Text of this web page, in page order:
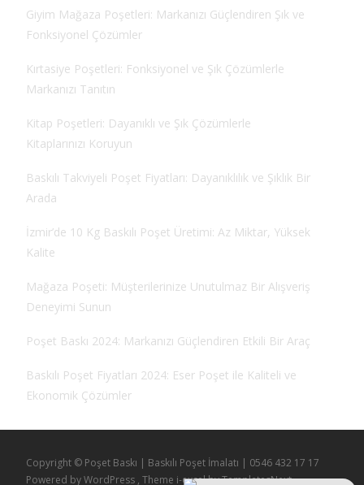
Giyim Mağaza Poşetleri: Markanızı Güçlendiren Şık ve
Fonksiyonel Çözümler
Kırtasiye Poşetleri: Fonksiyonel ve Şık Çözümlerle
Markanızı Tanıtın
Kitap Poşetleri: Dayanıklı ve Şık Çözümlerle
Kitaplarınızı Koruyun
Baskılı Takviyeli Poşet Fiyatları: Dayanıklılık ve Şıklık Bir
Arada
İzmir’de 10 Kg Baskılı Poşet Üretimi: Az Miktar, Yüksek
Kalite
Mağaza Poşeti: Müşterilerinize Unutulmaz Bir Alışveriş
Deneyimi Sunun
Poşet Baskı 2024: Markanızı Güçlendiren Etkili Bir Araç
Baskılı Poşet Fiyatları 2024: Eser Poşet ile Kaliteli ve
Ekonomik Çözümler
Copyright © Poşet Baskı | Baskılı Poşet İmalatı | 0546 432 17 17
Powered by WordPress , Theme i-excelby TemplatesNext.